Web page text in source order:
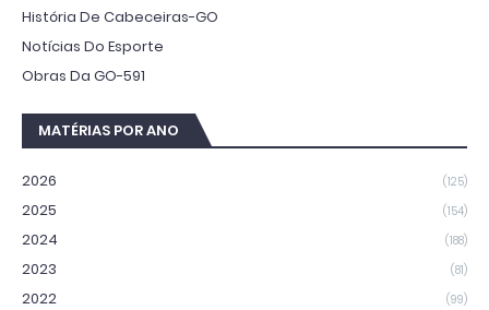
História De Cabeceiras-GO
Notícias Do Esporte
Obras Da GO-591
MATÉRIAS POR ANO
2026 (125)
2025 (154)
2024 (188)
2023 (81)
2022 (99)